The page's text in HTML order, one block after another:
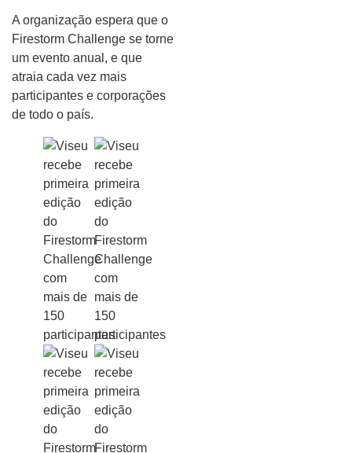
A organização espera que o
Firestorm Challenge se torne
um evento anual, e que
atraia cada vez mais
participantes e corporações
de todo o país.